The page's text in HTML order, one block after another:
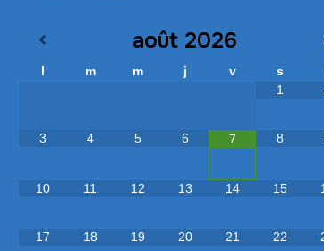
août 2026
l m m j v s
1
3 4 5 6 7 8
10 11 12 13 14 15
17 18 19 20 21 22